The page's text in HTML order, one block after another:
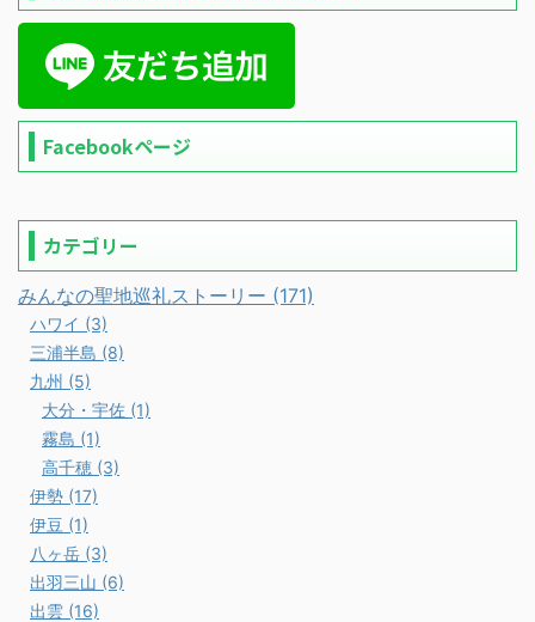
Facebookページ
カテゴリー
みんなの聖地巡礼ストーリー (171)
ハワイ (3)
三浦半島 (8)
九州 (5)
大分・宇佐 (1)
霧島 (1)
高千穂 (3)
伊勢 (17)
伊豆 (1)
八ヶ岳 (3)
出羽三山 (6)
出雲 (16)